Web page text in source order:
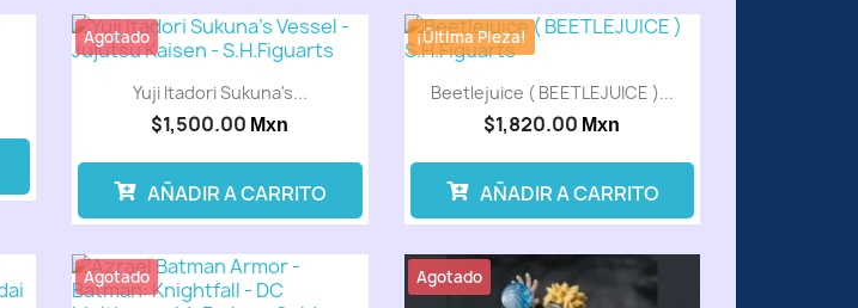
Yuji Itadori Sukuna's...
$1,500.00 Mxn
Agotado
AÑADIR A CARRITO
Beetlejuice ( BEETLEJUICE )...
$1,820.00 Mxn
¡Última Pieza!
AÑADIR A CARRITO
Agotado Agotado